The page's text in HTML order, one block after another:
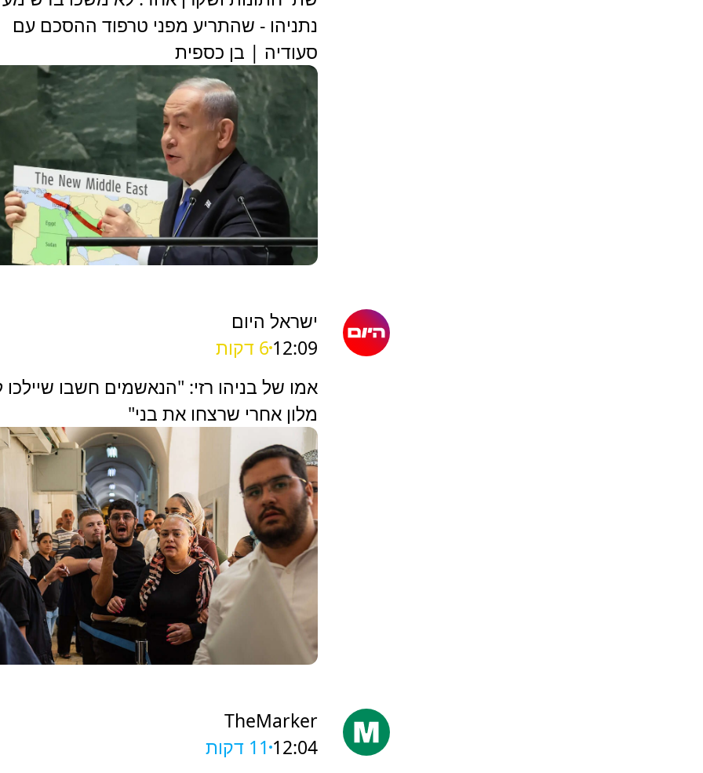
נתניהו - שהתריע מפני טרפוד ההסכם עם
סעודיה | בן כספית
ישראל היום
12:09 6 דקות
אמו של בניהו רזי: "הנאשמים חשבו שיילכו
מלון אחרי שרצחו את בני"
TheMarker
12:04 11 דקות